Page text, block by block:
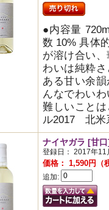
●内容量
数 10% 具体
が溶け合い
わいは純粋
ある甘い余
んなでわい
難しいこと
ル2017 北米
ナイヤ
登録日： 2017年11
価格： 1,590円（
追加: